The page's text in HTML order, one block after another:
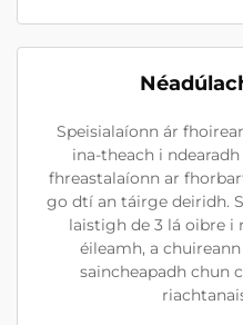
Speisialaíonn ár
ina-theach i
fhreastalaíonn ar
go dtí an táirge deiridh.
laistigh de 3 lá oibre i
éileamh, a
saincheapadh chun